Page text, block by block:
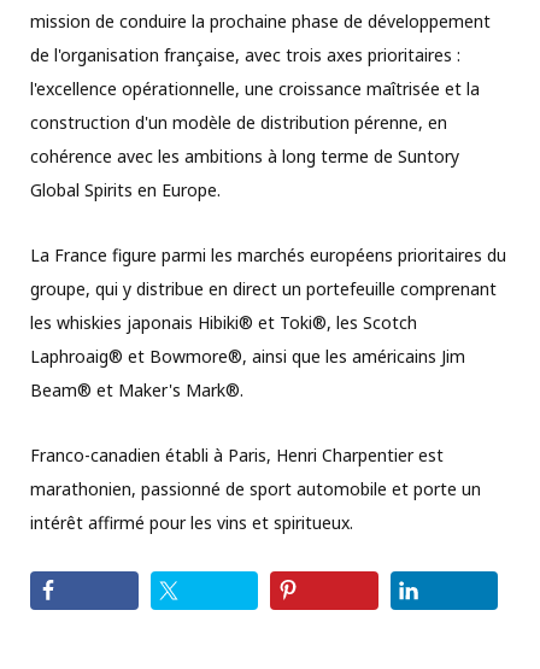
mission de conduire la prochaine phase de développement
de l'organisation française, avec trois axes prioritaires :
l'excellence opérationnelle, une croissance maîtrisée et la
construction d'un modèle de distribution pérenne, en
cohérence avec les ambitions à long terme de Suntory
Global Spirits en Europe.
La France figure parmi les marchés européens prioritaires du
groupe, qui y distribue en direct un portefeuille comprenant
les whiskies japonais Hibiki® et Toki®, les Scotch
Laphroaig® et Bowmore®, ainsi que les américains Jim
Beam® et Maker's Mark®.
Franco-canadien établi à Paris, Henri Charpentier est
marathonien, passionné de sport automobile et porte un
intérêt affirmé pour les vins et spiritueux.